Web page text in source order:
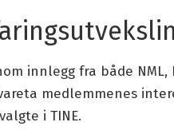
innlegg fra både
medlemmenes
i TINE.